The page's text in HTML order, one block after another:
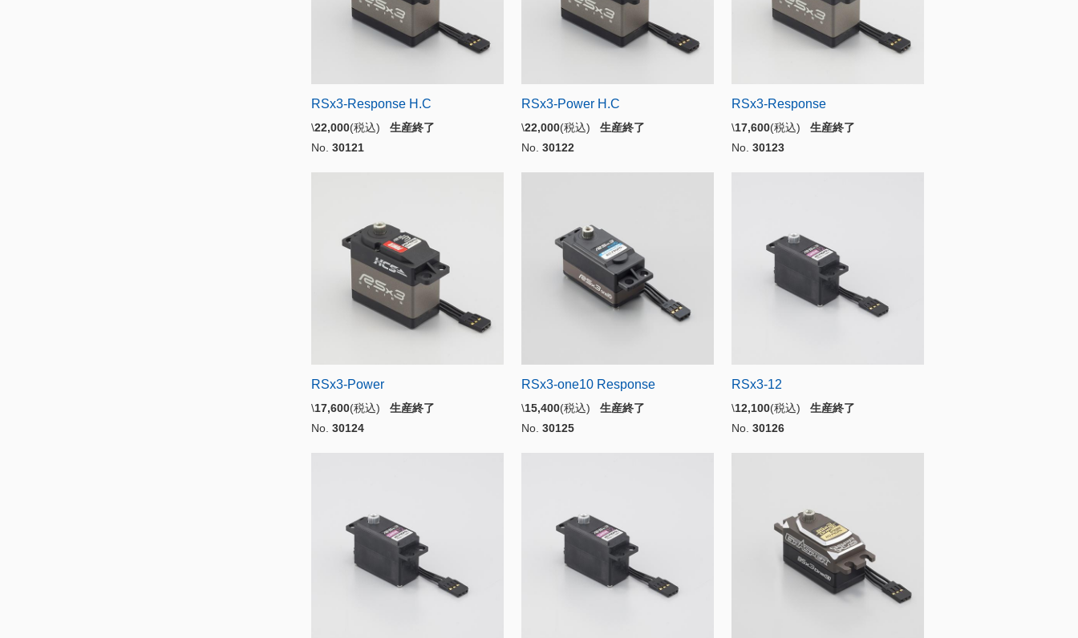
RSx3-Response H.C
\22,000(税込) 生産終了
No. 30121
RSx3-Power H.C
\22,000(税込) 生産終了
No. 30122
RSx3-Response
\17,600(税込) 生産終了
No. 30123
RSx3-Power
\17,600(税込) 生産終了
No. 30124
RSx3-one10 Response
\15,400(税込) 生産終了
No. 30125
RSx3-12
\12,100(税込) 生産終了
No. 30126